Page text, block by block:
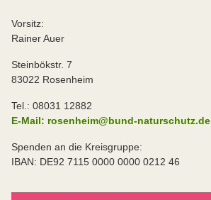
Vorsitz:
Rainer Auer
Steinbökstr. 7
83022 Rosenheim
Tel.: 08031 12882
E-Mail: rosenheim@bund-naturschutz.de
Spenden an die Kreisgruppe:
IBAN: DE92 7115 0000 0000 0212 46